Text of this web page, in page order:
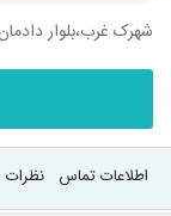
شهرک غرب،بلوار
اطلاعات تماس نظرات